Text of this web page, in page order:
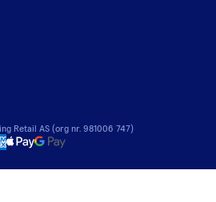
Retail AS (org nr. 981006 747)